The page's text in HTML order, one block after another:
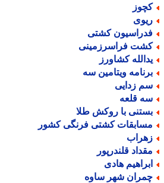
کشتی
فراسرزمینی
کشاورز
ویتامین سه
زدایی
قلعه
با روکش طلا
کشتی فرنگی کشور
قلندرپور
هادی
شهر ساوه